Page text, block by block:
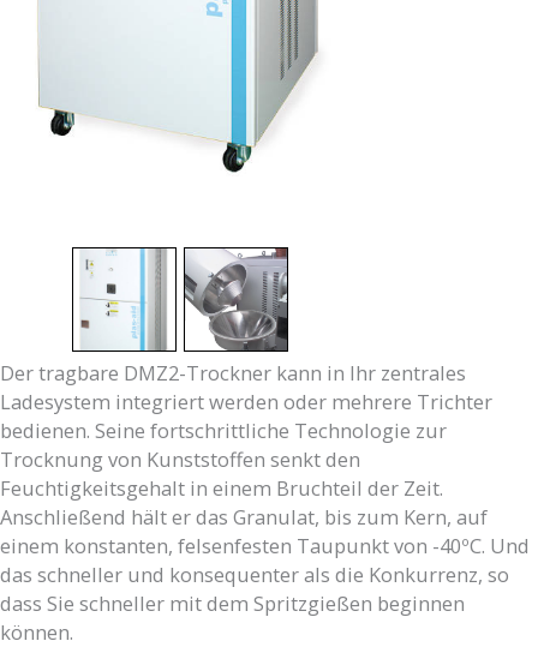
Der tragbare DMZ2-Trockner kann in Ihr zentrales
Ladesystem integriert werden oder mehrere Trichter
bedienen. Seine fortschrittliche Technologie zur
Trocknung von Kunststoffen senkt den
Feuchtigkeitsgehalt in einem Bruchteil der Zeit.
Anschließend hält er das Granulat, bis zum Kern, auf
einem konstanten, felsenfesten Taupunkt von -40ºC. Und
das schneller und konsequenter als die Konkurrenz, so
dass Sie schneller mit dem Spritzgießen beginnen
können.